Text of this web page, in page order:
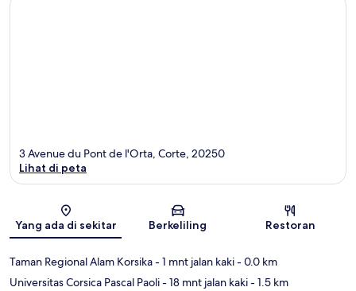
Peta
3 Avenue du Pont de l'Orta, Corte, 20250
Lihat di peta
Yang ada di sekitar Berkeliling Restoran
Taman Regional Alam Korsika- 1 mnt jalan kaki- 0.0 km
Universitas Corsica Pascal Paoli- 18 mnt jalan kaki- 1.5 km